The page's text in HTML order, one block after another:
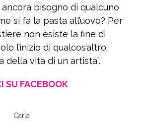
bisogno di qualcuno
si fa la pasta all’uovo? Per
non esiste la fine di
l’inizio di qualcos’altro.
della vita di un artista”.
SU FACEBOOK
Carla